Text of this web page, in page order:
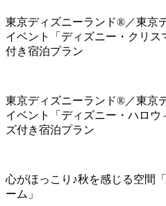
東京ディズニーランド®／東京
イベント「ディズニー・クリ
付き宿泊プラン
東京ディズニーランド®／東京
イベント「ディズニー・ハロ
ズ付き宿泊プラン
心がほっこり♪秋を感じる空間
ーム」